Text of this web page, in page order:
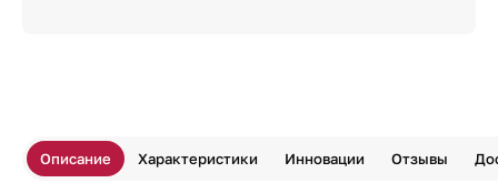
Описание Характеристики Инновации Отзывы